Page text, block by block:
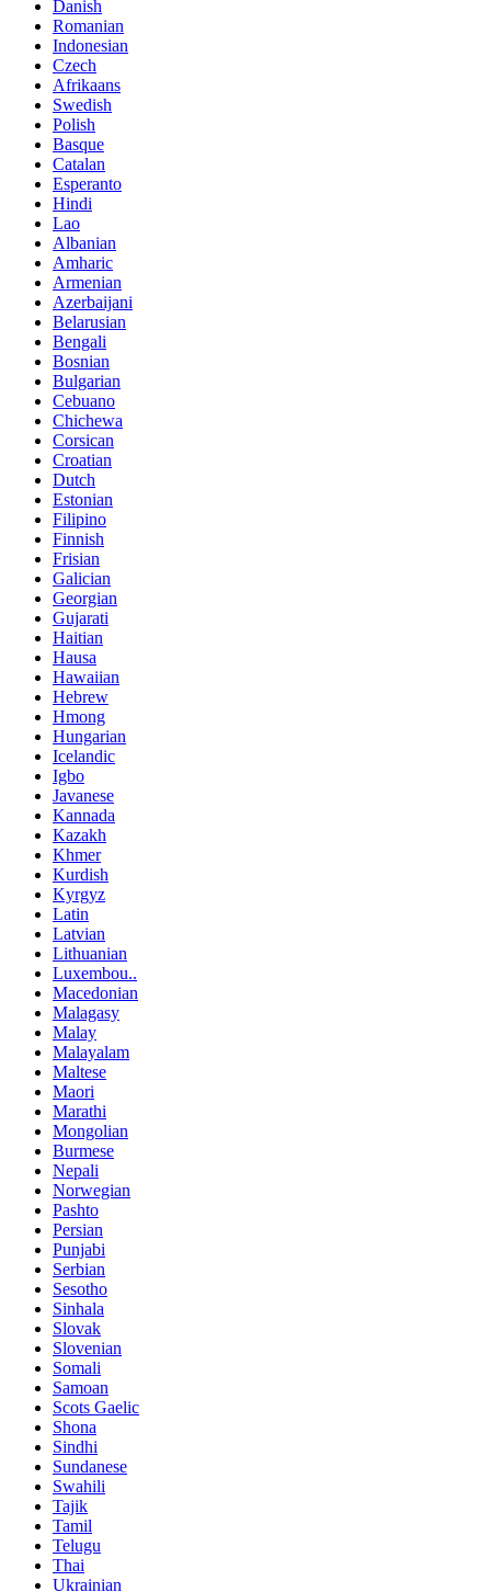
Danish
Romanian
Indonesian
Czech
Afrikaans
Swedish
Polish
Basque
Catalan
Esperanto
Hindi
Lao
Albanian
Amharic
Armenian
Azerbaijani
Belarusian
Bengali
Bosnian
Bulgarian
Cebuano
Chichewa
Corsican
Croatian
Dutch
Estonian
Filipino
Finnish
Frisian
Galician
Georgian
Gujarati
Haitian
Hausa
Hawaiian
Hebrew
Hmong
Hungarian
Icelandic
Igbo
Javanese
Kannada
Kazakh
Khmer
Kurdish
Kyrgyz
Latin
Latvian
Lithuanian
Luxembou..
Macedonian
Malagasy
Malay
Malayalam
Maltese
Maori
Marathi
Mongolian
Burmese
Nepali
Norwegian
Pashto
Persian
Punjabi
Serbian
Sesotho
Sinhala
Slovak
Slovenian
Somali
Samoan
Scots Gaelic
Shona
Sindhi
Sundanese
Swahili
Tajik
Tamil
Telugu
Thai
Ukrainian